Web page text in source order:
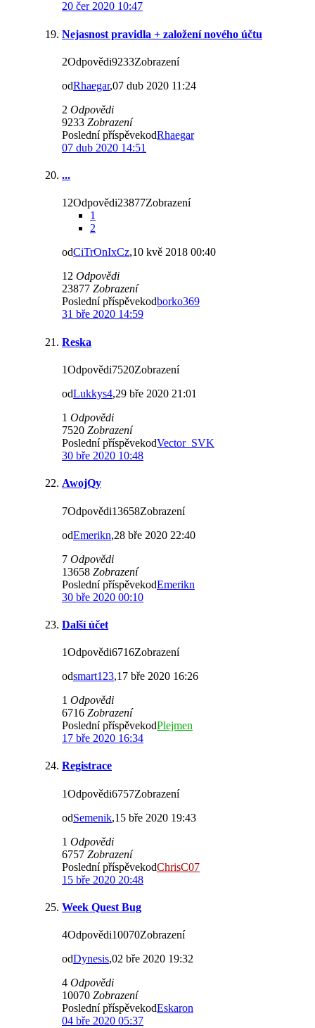
20 čer 2020 10:47
Nejasnost pravidla + založení nového účtu
2Odpovědi9233Zobrazení
odRhaegar,07 dub 2020 11:24
2 Odpovědi
9233 Zobrazení
Poslední příspěvekodRhaegar
07 dub 2020 14:51
...
12Odpovědi23877Zobrazení
1
2
odCiTrOnIxCz,10 kvě 2018 00:40
12 Odpovědi
23877 Zobrazení
Poslední příspěvekodborko369
31 bře 2020 14:59
Reska
1Odpovědi7520Zobrazení
odLukkys4,29 bře 2020 21:01
1 Odpovědi
7520 Zobrazení
Poslední příspěvekodVector_SVK
30 bře 2020 10:48
AwojQy
7Odpovědi13658Zobrazení
odEmerikn,28 bře 2020 22:40
7 Odpovědi
13658 Zobrazení
Poslední příspěvekodEmerikn
30 bře 2020 00:10
Další účet
1Odpovědi6716Zobrazení
odsmart123,17 bře 2020 16:26
1 Odpovědi
6716 Zobrazení
Poslední příspěvekodPlejmen
17 bře 2020 16:34
Registrace
1Odpovědi6757Zobrazení
odSemenik,15 bře 2020 19:43
1 Odpovědi
6757 Zobrazení
Poslední příspěvekodChrisC07
15 bře 2020 20:48
Week Quest Bug
4Odpovědi10070Zobrazení
odDynesis,02 bře 2020 19:32
4 Odpovědi
10070 Zobrazení
Poslední příspěvekodEskaron
04 bře 2020 05:37